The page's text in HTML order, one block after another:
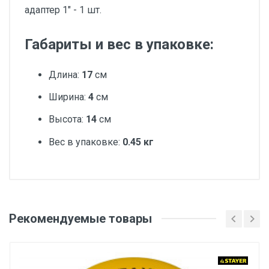
адаптер 1" - 1 шт.
Габариты и вес в упаковке:
Длина: 17 см
Ширина: 4 см
Высота: 14 см
Вес в упаковке: 0.45 кг
Посадочный диаметр, мм
Рекомендуемые товары